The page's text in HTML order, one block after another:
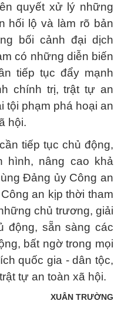
quyết xử lý những
hối lộ và làm rõ bản
bối cảnh đại dịch
có những diễn biến
tiếp tục đẩy mạnh
chính trị, trật tự an
tội phạm phá hoại an
hội.
tiếp tục chủ động,
hình, nâng cao khả
Đảng ủy Công an
an kịp thời tham
chủ trương, giải
động, sẵn sàng các
bất ngờ trong mọi
quốc gia - dân tộc,
tự an toàn xã hội.
XUÂN TRƯỜNG